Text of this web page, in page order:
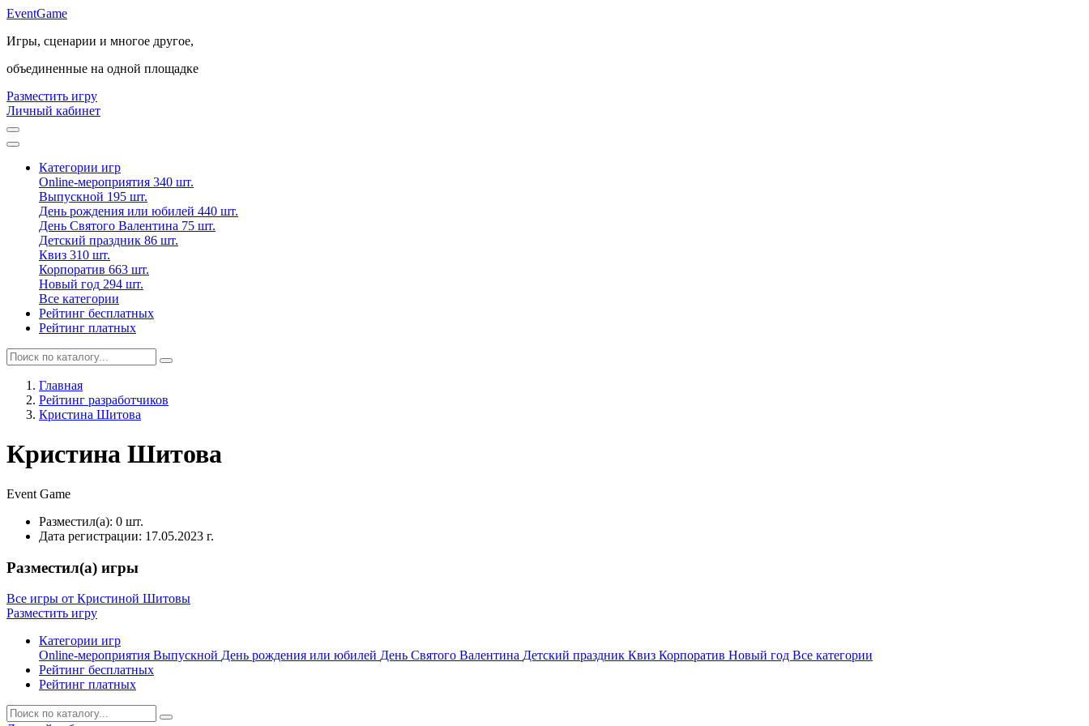
EventGame
Игры, сценарии и многое другое,
объединенные на одной площадке
Разместить игру
Личный кабинет
Категории игр
Online-мероприятия 340 шт.
Выпускной 195 шт.
День рождения или юбилей 440 шт.
День Святого Валентина 75 шт.
Детский праздник 86 шт.
Квиз 310 шт.
Корпоратив 663 шт.
Новый год 294 шт.
Все категории
Рейтинг бесплатных
Рейтинг платных
Главная
Рейтинг разработчиков
Кристина Шитова
Кристина Шитова
Event Game
Разместил(а): 0 шт.
Дата регистрации: 17.05.2023 г.
Разместил(а) игры
Все игры от Кристиной Шитовы
Разместить игру
Категории игр
Online-мероприятия Выпускной День рождения или юбилей День Святого Валентина Детский праздник Квиз Корпоратив Новый год Все категории
Рейтинг бесплатных
Рейтинг платных